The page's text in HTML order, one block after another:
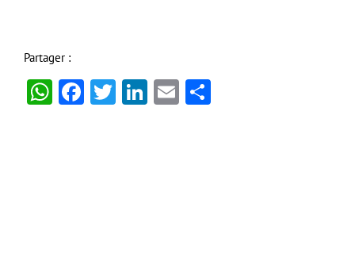
Partager :
WhatsApp
Facebook
Twitter
LinkedIn
Email